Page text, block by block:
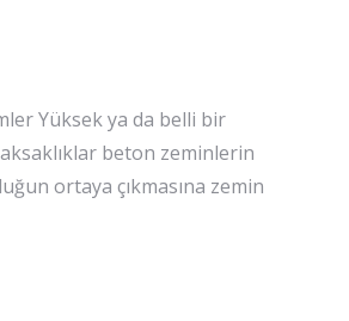
Yüksek ya da belli bir
aksaklıklar beton zeminlerin
ortaya çıkmasına zemin